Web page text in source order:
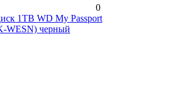
0
1TB WD My Passport
WESN) черный